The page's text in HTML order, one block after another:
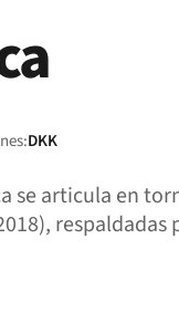
DKK
se articula en